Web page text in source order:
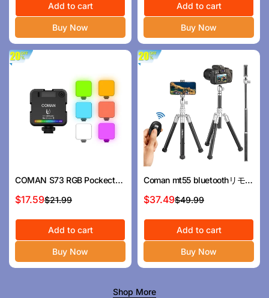
ス
プ
ラ
イ
格
Add to cart
Buy Now
ス
プ
ラ
イ
格
Add to cart
Buy Now
COMAN S73 RGB Pockect
Fill Light | 2000mAh
Magnetic Mini Video Fill
Light
セ
ー
ス
プ
$17.59
通
常
格
$21.99
Add to cart
Buy Now
Coman mt55 bluetoothリモコ
ンを備えた旅行三脚、モノポ
ッドへの転換可能
セ
ー
ス
プ
イ
$37.49
通
常
格
$49.99
Add to cart
Buy Now
Shop More